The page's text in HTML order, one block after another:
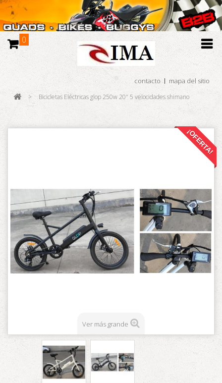
0
contacto mapa del sitio
> Bicicletas Eléctricas glop 250w 20" 5 velocidades shimano
¡OFERTA!
Ver más grande